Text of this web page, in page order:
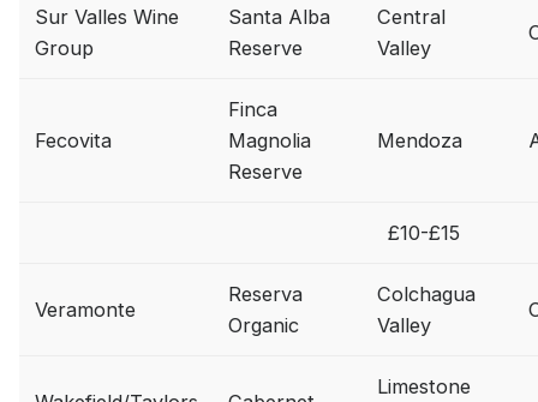
Sur Valles Wine
Group
Santa Alba
Reserve
Central
Valley
Fecovita
Finca
Magnolia
Reserve
Mendoza
£10-£15
Veramonte
Reserva
Organic
Colchagua
Valley
Limestone